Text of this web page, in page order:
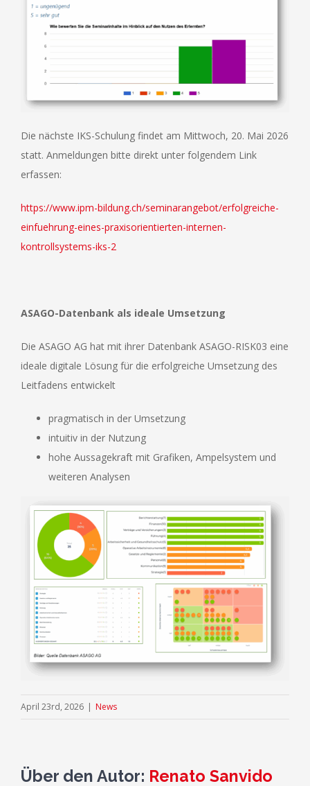
Die nächste IKS-Schulung findet am Mittwoch, 20. Mai 2026
statt. Anmeldungen bitte direkt unter folgendem Link
erfassen:
https://www.ipm-bildung.ch/seminarangebot/erfolgreiche-
einfuehrung-eines-praxisorientierten-internen-
kontrollsystems-iks-2
ASAGO-Datenbank als ideale Umsetzung
Die ASAGO AG hat mit ihrer Datenbank ASAGO-RISK03 eine
ideale digitale Lösung für die erfolgreiche Umsetzung des
Leitfadens entwickelt
pragmatisch in der Umsetzung
intuitiv in der Nutzung
hohe Aussagekraft mit Grafiken, Ampelsystem und
weiteren Analysen
April 23rd, 2026 | News
Über den Autor: Renato Sanvido